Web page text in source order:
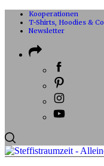
Kooperationen
T-Shirts, Hoodies & Co
Newsletter